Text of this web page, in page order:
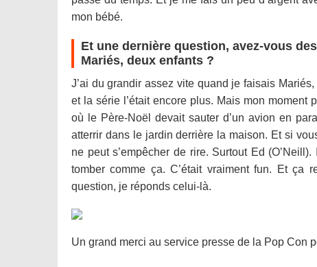
mon bébé.
Et une dernière question, avez-vous
Mariés, deux enfants ?
J’ai du grandir assez vite quand je faisais
et la série l’était encore plus. Mais mon
où le Père-Noël devait sauter d’un avion en
atterrir dans le jardin derrière la maison. Et si
ne peut s’empêcher de rire. Surtout Ed
tomber comme ça. C’était vraiment fun. Et ça
question, je réponds celui-là.
Un grand merci au service presse de la Pop Con